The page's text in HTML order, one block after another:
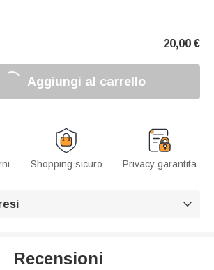
20,00 €
Aggiungi al carrello
Shopping sicuro Privacy garantita

Recensioni